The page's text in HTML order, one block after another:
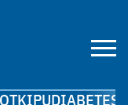
KIPUDIABETES